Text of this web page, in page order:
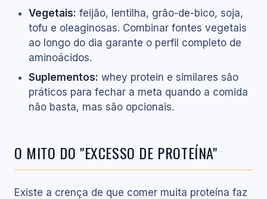
Vegetais: feijão, lentilha, grão-de-bico, soja,
tofu e oleaginosas. Combinar fontes vegetais
ao longo do dia garante o perfil completo de
aminoácidos.
Suplementos: whey protein e similares são
práticos para fechar a meta quando a comida
não basta, mas são opcionais.
O MITO DO "EXCESSO DE PROTEÍNA"
Existe a crença de que comer muita proteína faz